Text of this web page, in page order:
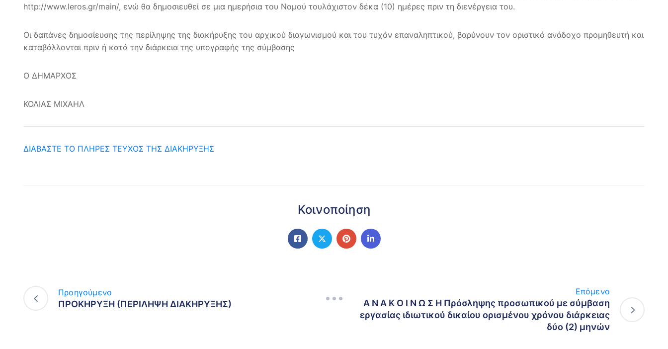
http://www.leros.gr/main/, ενώ θα δημοσιευθεί σε μια ημερήσια του Νομού τουλάχιστον δέκα (10) ημέρες πριν τη διενέργεια του.
Οι δαπάνες δημοσίευσης της περίληψης της διακήρυξης του αρχικού διαγωνισμού και του τυχόν επαναληπτικού, βαρύνουν τον οριστικό ανάδοχο προμηθευτή και
καταβάλλονται πριν ή κατά την διάρκεια της υπογραφής της σύμβασης
Ο ΔΗΜΑΡΧΟΣ
ΚΟΛΙΑΣ ΜΙΧΑΗΛ
ΔΙΑΒΑΣΤΕ ΤΟ ΠΛΗΡΕΣ ΤΕΥΧΟΣ ΤΗΣ ΔΙΑΚΗΡΥΞΗΣ
Κοινοποίηση
Προηγούμενο
ΠΡΟΚΗΡΥΞΗ (ΠΕΡΙΛΗΨΗ ΔΙΑΚΗΡΥΞΗΣ)
Επόμενο
Α Ν Α Κ Ο Ι Ν Ω Σ Η Πρόσληψης προσωπικού με σύμβαση
εργασίας ιδιωτικού δικαίου ορισμένου χρόνου διάρκειας
δύο (2) μηνών